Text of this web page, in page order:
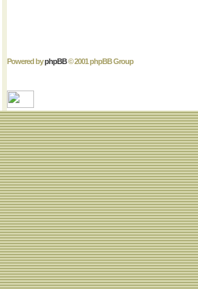
Powered byphpBB© 2001 phpBB Group